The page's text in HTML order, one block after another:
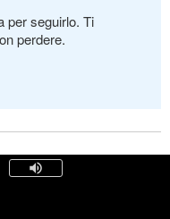
per seguirlo. Ti
perdere.